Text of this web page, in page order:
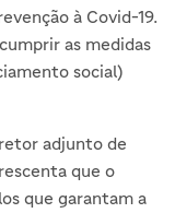
à Covid-19.
as medidas
social)
adjunto de
que o
que garantam a